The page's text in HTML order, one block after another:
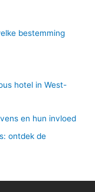
bestemming
hotel in West-
en hun invloed
ontdek de